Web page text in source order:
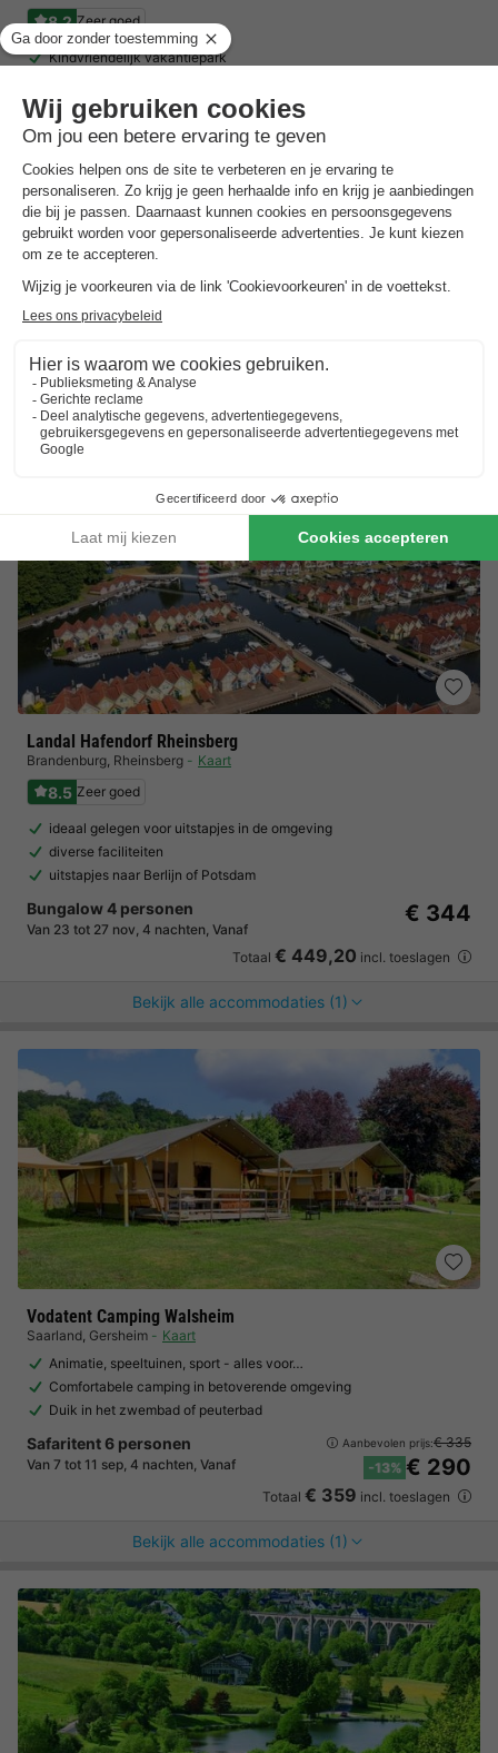
8.2 Zeer goed
Kindvriendelijk vakantiepark
Zwembad en sauna
VAKANTIEHUIS 5 personen
-25%
Totaal€ 447,50incl. toeslagen
Bekijk alle accommodaties (1)
Landal Hafendorf Rheinsberg
Brandenburg, Rheinsberg Kaart
8.5 Zeer goed
ideaal gelegen voor uitstapjes in de omgeving
diverse faciliteiten
uitstapjes naar Berlijn of Potsdam
Bungalow 4 personen
Van 23 tot 27 nov, 4 nachten, Vanaf
€ 344
Totaal € 449,20 incl. toeslagen
Bekijk alle accommodaties (1)
Vodatent Camping Walsheim
Saarland, Gersheim
Kaart
Animatie, speeltuinen, sport - alles voor…
Comfortabele camping in betoverende omgeving
Duik in het zwembad of peuterbad
Safaritent 6 personen
Van 7 tot 11 sep, 4 nachten, Vanaf
Aanbevolen prijs:€ 335
-13% € 290
Totaal € 359 incl. toeslagen
Bekijk alle accommodaties (1)
profiteer aan het zwembad!